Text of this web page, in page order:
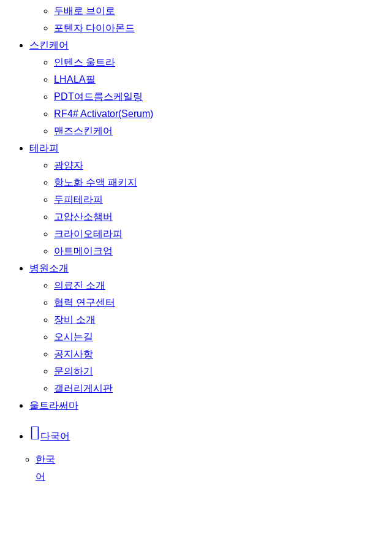
두배로 브이로
포텐자 다이아몬드
스킨케어
인텐스 울트라
LHALA필
PDT여드름스케일링
RF4# Activator(Serum)
맨즈스킨케어
테라피
광양자
항노화 수액 패키지
두피테라피
고압산소챔버
크라이오테라피
아트메이크업
병원소개
의료진 소개
협력 연구센터
장비 소개
오시는길
공지사항
문의하기
갤러리게시판
울트라써마
다국어
한국
어